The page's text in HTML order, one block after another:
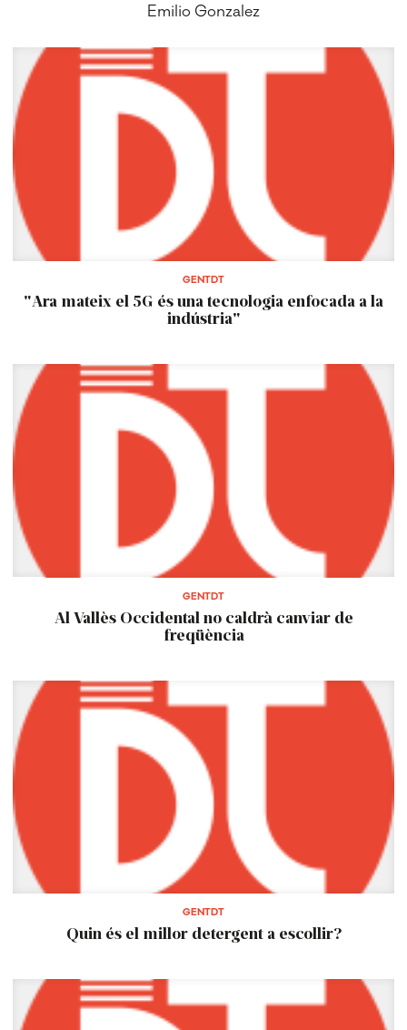
Emilio Gonzalez
GENTDT
"Ara mateix el 5G és una tecnologia enfocada a la
indústria"
GENTDT
Al Vallès Occidental no caldrà canviar de
freqüència
GENTDT
Quin és el millor detergent a escollir?